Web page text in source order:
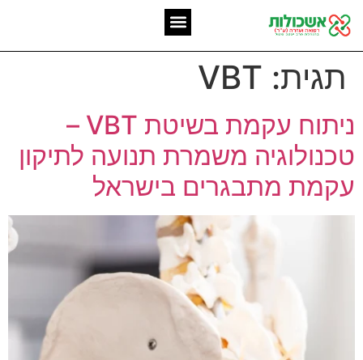
תגית: VBT
ניתוח עקמת בשיטת VBT –
טכנולוגיה משמרת תנועה לתיקון
עקמת מתבגרים בישראל